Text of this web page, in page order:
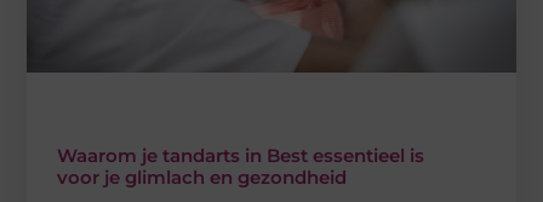
Waarom je tandarts in Best essentieel is
voor je glimlach en gezondheid